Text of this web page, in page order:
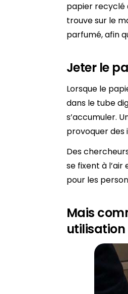
papier recyclé
trouve sur le
parfumé, afin
Jeter le
Lorsque le
dans le tube
s’accumuler.
provoquer des
Des
se fixent à
pour les
Mais
utilisation